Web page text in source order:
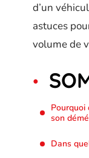
d’un
astuces
volume de
son
Dans